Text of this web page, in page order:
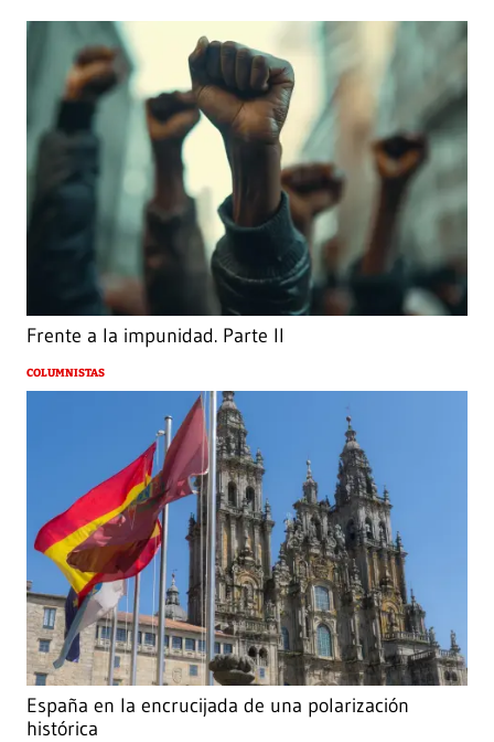
Frente a la impunidad. Parte II
COLUMNISTAS
España en la encrucijada de una polarización
histórica